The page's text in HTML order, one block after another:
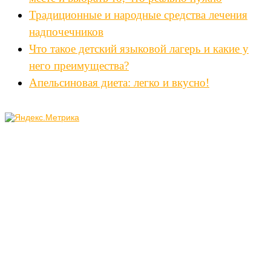
Традиционные и народные средства лечения
надпочечников
Что такое детский языковой лагерь и какие у
него преимущества?
Апельсиновая диета: легко и вкусно!